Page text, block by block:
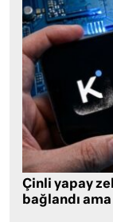
Çinli yapay
bağlandı